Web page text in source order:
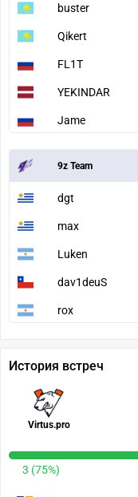
buster
Qikert
FL1T
YEKINDAR
Jame
9z Team
dgt
max
Luken
dav1deuS
rox
История встреч
Virtus.pro
3 (75%)